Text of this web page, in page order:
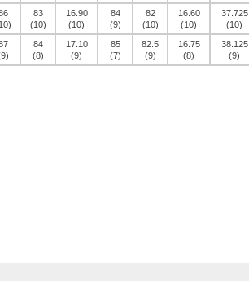
83
(10)
16.90
(10)
84
(9)
82
(10)
16.60
(10)
37.725
(10)
84
(8)
17.10
(9)
85
(7)
82.5
(9)
16.75
(8)
38.125
(9)